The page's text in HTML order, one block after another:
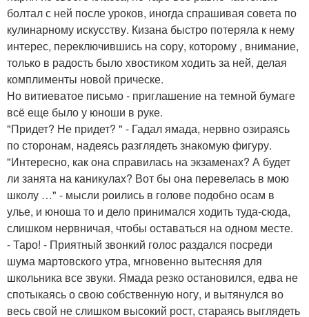
болтал с ней после уроков, иногда спрашивая совета по
кулинарному искусству. Кизана быстро потеряла к нему
интерес, переключившись на сору, которому , внимание,
только в радость было хвостиком ходить за ней, делая
комплименты новой прическе.
Но витиеватое письмо - приглашение на темной бумаге
всё еще было у юноши в руке.
"Придет? Не придет? " - Гадал ямада, нервно озираясь
по сторонам, надеясь разглядеть знакомую фигуру.
"Интересно, как она справилась на экзаменах? А будет
ли занята на каникулах? Вот бы она перевелась в мою
школу …" - мысли роились в голове подобно осам в
улье, и юноша то и дело принимался ходить туда-сюда,
слишком нервничая, чтобы оставаться на одном месте.
- Таро! - Приятный звонкий голос раздался посреди
шума мартовского утра, мгновенно вытесняя для
школьника все звуки. Ямада резко остановился, едва не
спотыкаясь о свою собственную ногу, и вытянулся во
весь свой не слишком высокий рост, стараясь выглядеть